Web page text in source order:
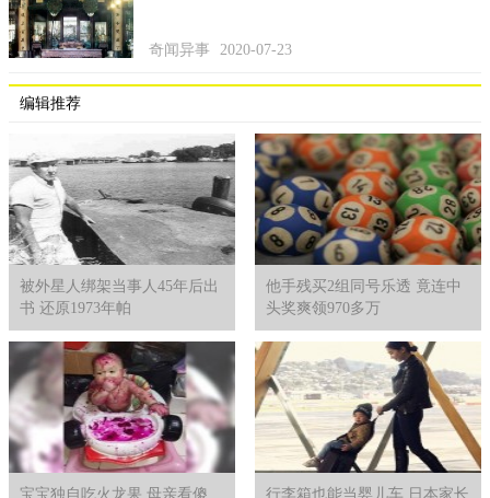
奇闻异事 2020-07-23
编辑推荐
被外星人绑架当事人45年后出
书 还原1973年帕
他手残买2组同号乐透 竟连中
头奖爽领970多万
宝宝独自吃火龙果 母亲看傻 行李箱也能当婴儿车 日本家长